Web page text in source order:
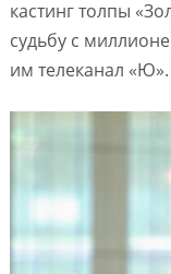
кастинг толпы
судьбу с
им телеканал «Ю».